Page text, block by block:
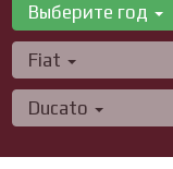
Выберите год
Fiat
Ducato